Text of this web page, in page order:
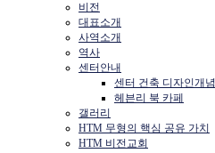
비전
대표소개
사역소개
역사
센터안내
센터 건축 디자인개념
헤븐리 북 카페
갤러리
HTM 무형의 핵심 공유 가치
HTM 비전교회